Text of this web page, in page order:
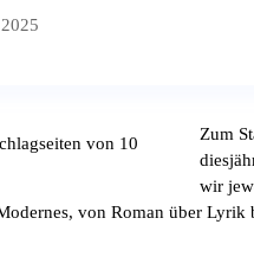
Zum
wir
von Roman über Lyrik